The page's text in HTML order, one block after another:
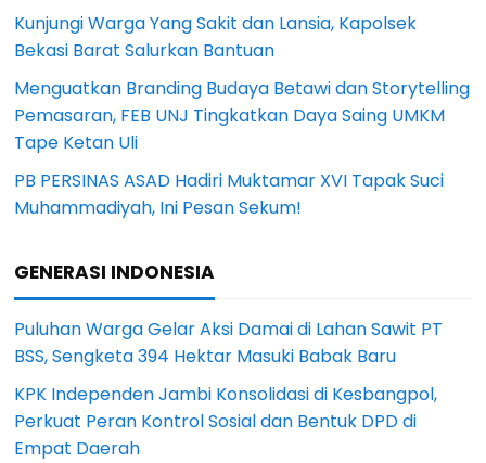
Kunjungi Warga Yang Sakit dan Lansia, Kapolsek
Bekasi Barat Salurkan Bantuan
Menguatkan Branding Budaya Betawi dan Storytelling
Pemasaran, FEB UNJ Tingkatkan Daya Saing UMKM
Tape Ketan Uli
PB PERSINAS ASAD Hadiri Muktamar XVI Tapak Suci
Muhammadiyah, Ini Pesan Sekum!
GENERASI INDONESIA
Puluhan Warga Gelar Aksi Damai di Lahan Sawit PT
BSS, Sengketa 394 Hektar Masuki Babak Baru
KPK Independen Jambi Konsolidasi di Kesbangpol,
Perkuat Peran Kontrol Sosial dan Bentuk DPD di
Empat Daerah